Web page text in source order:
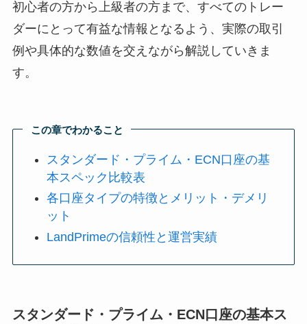
初心者の方から上級者の方まで、すべてのトレー
ダーにとって有益な情報となるよう、実際の取引
例や具体的な数値を交えながら解説していきま
す。
この章でわかること
スタンダード・プライム・ECN口座の基
本スペック比較表
各口座タイプの特徴とメリット・デメリ
ット
LandPrimeの信頼性と運営実績
スタンダード・プライム・ECN口座の基本ス